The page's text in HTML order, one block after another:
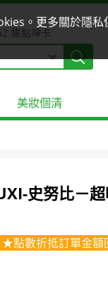
。更多關於隱
集點神卡
美妝個清
史努比－
★點數折抵訂單金額